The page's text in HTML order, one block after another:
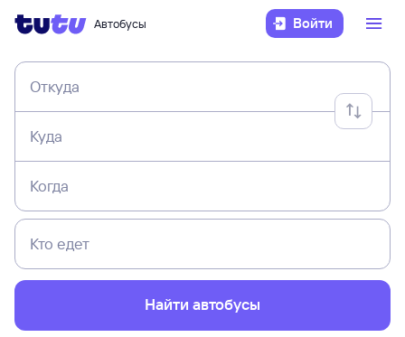
Автобусы Войти
Откуда
Куда
Когда
Кто едет
Найти автобусы